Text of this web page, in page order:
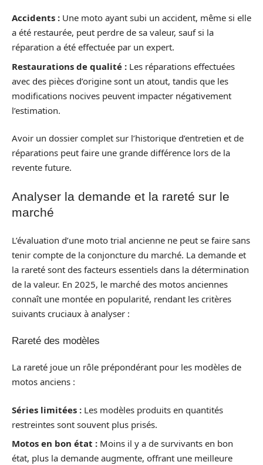
Accidents : Une moto ayant subi un accident, même si elle
a été restaurée, peut perdre de sa valeur, sauf si la
réparation a été effectuée par un expert.
Restaurations de qualité : Les réparations effectuées
avec des pièces d’origine sont un atout, tandis que les
modifications nocives peuvent impacter négativement
l’estimation.
Avoir un dossier complet sur l’historique d’entretien et de
réparations peut faire une grande différence lors de la
revente future.
Analyser la demande et la rareté sur le
marché
L’évaluation d’une moto trial ancienne ne peut se faire sans
tenir compte de la conjoncture du marché. La demande et
la rareté sont des facteurs essentiels dans la détermination
de la valeur. En 2025, le marché des motos anciennes
connaît une montée en popularité, rendant les critères
suivants cruciaux à analyser :
Rareté des modèles
La rareté joue un rôle prépondérant pour les modèles de
motos anciens :
Séries limitées : Les modèles produits en quantités
restreintes sont souvent plus prisés.
Motos en bon état : Moins il y a de survivants en bon
état, plus la demande augmente, offrant une meilleure